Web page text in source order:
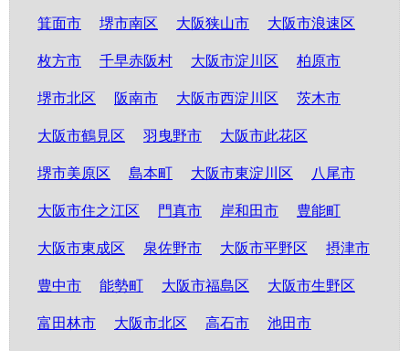
箕面市 堺市南区 大阪狭山市 大阪市浪速区
枚方市 千早赤阪村 大阪市淀川区 柏原市
堺市北区 阪南市 大阪市西淀川区 茨木市
大阪市鶴見区 羽曳野市 大阪市此花区
堺市美原区 島本町 大阪市東淀川区 八尾市
大阪市住之江区 門真市 岸和田市 豊能町
大阪市東成区 泉佐野市 大阪市平野区 摂津市
豊中市 能勢町 大阪市福島区 大阪市生野区
富田林市 大阪市北区 高石市 池田市